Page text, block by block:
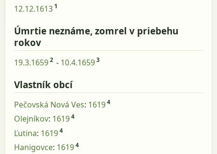
12.12.1613 1
Úmrtie neznáme, zomrel v priebehu
rokov
19.3.1659 2 - 10.4.1659 3
Vlastník obcí
Pečovská Nová Ves: 1619 4
Olejníkov: 1619 4
Ľutina: 1619 4
Hanigovce: 1619 4